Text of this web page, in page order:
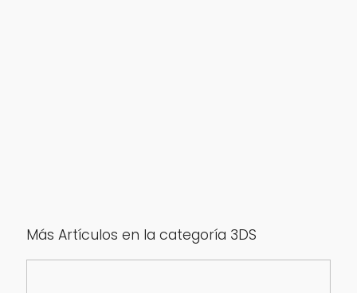
Más Artículos en la categoría 3DS